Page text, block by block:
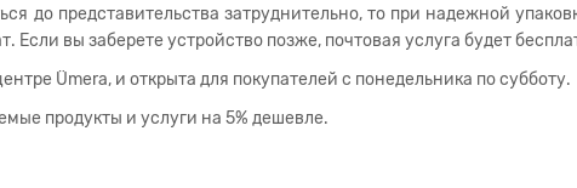
до представительства затруднительно, то при надежной
Если вы заберете устройство позже, почтовая услуга будет
Ümera, и открыта для покупателей с понедельника по субботу.
продукты и услуги на 5% дешевле.